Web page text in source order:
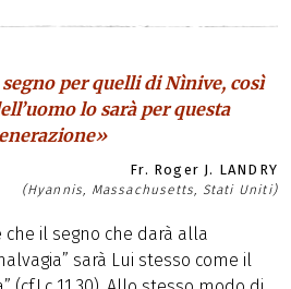
per quelli di Nìnive, così
lo sarà per questa
Fr. Roger J. LANDRY
(Hyannis, Massachusetts, Stati Uniti)
che il segno che darà alla
sarà Lui stesso come il